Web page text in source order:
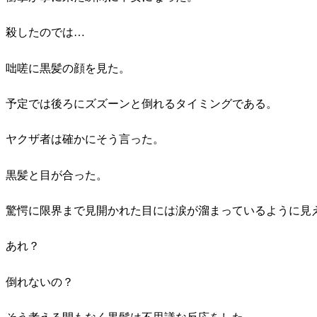
殺したのでは…
咄嗟に黒髪の顔を見た。
予定では後ろにズズーンと倒れるタイミングである。
ヤクザ者は確かにそう言った。
黒髪と目が合った。
驚愕に限界まで見開かれた目には涙が溜まっているように見
あれ？
倒れないの？